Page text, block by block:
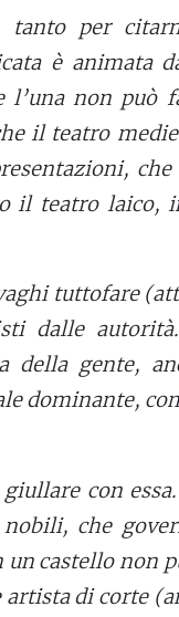
per
è animata
non può
il teatro
il teatro laico,
tuttofare
dalle
della gente,
dominante,
con
che
castello non
di corte